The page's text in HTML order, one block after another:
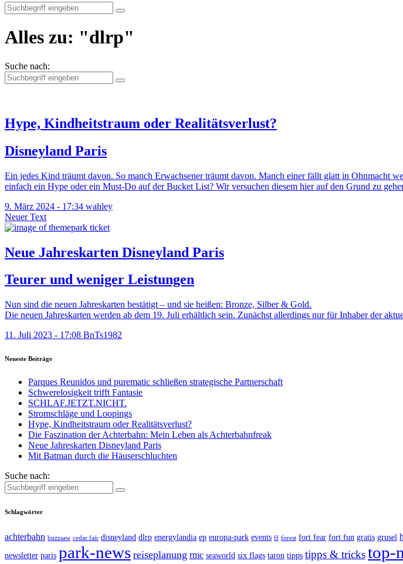
Alles zu: "dlrp"
Suche nach:
Hype, Kindheitstraum oder Realitätsverlust?
Disneyland Paris
Ein jedes Kind träumt davon. So manch Erwachsener träumt davon. Manch einer fällt glatt in Ohnmacht
einfach ein Hype oder ein Must-Do auf der Bucket List? Wir versuchen diesem hier auf den Grund zu
9. März 2024 - 17:34 wahley
Neuer Text
Neue Jahreskarten Disneyland Paris
Teurer und weniger Leistungen
Nun sind die neuen Jahreskarten bestätigt – und sie heißen: Bronze, Silber & Gold.
Die neuen Jahreskarten werden ab dem 19. Juli erhältlich sein. Zunächst allerdings nur für Inhaber der
11. Juli 2023 - 17:08 BnTs1982
Neueste Beiträge
Parques Reunidos und purematic schließen strategische Partnerschaft
Schwerelosigkeit trifft Fantasie
SCHLAF.JETZT.NICHT.
Stromschläge und Loopings
Hype, Kindheitstraum oder Realitätsverlust?
Die Faszination der Achterbahn: Mein Leben als Achterbahnfreak
Neue Jahreskarten Disneyland Paris
Mit Batman durch die Häuserschluchten
Suche nach:
Schlagwörter
achterbahn buzzsaw cedar fair disneyland dlrp energylandia ep europa-park events ff forest fort fear fort fun gratis grusel
newsletter paris park-news reiseplanung rmc seaworld six flags taron tipps tipps & trickstop-